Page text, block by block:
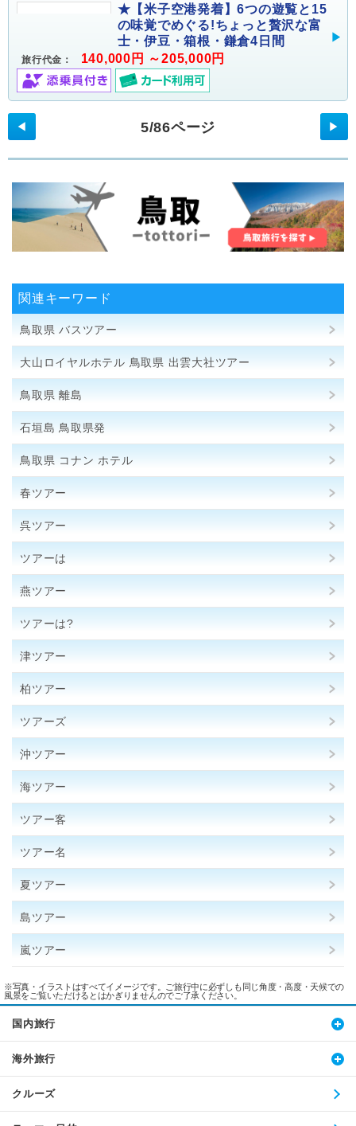
★【米子空港発着】6つの遊覧と15
の味覚でめぐる!ちょっと贅沢な富
士・伊豆・箱根・鎌倉4日間
旅行代金： 140,000円 ～205,000円
5/86ページ
◀ ▶
関連キーワード
鳥取県 バスツアー
大山ロイヤルホテル 鳥取県 出雲大社ツアー
鳥取県 離島
石垣島 鳥取県発
鳥取県 コナン ホテル
春ツアー
呉ツアー
ツアーは
燕ツアー
ツアーは?
津ツアー
柏ツアー
ツアーズ
沖ツアー
海ツアー
ツアー客
ツアー名
夏ツアー
島ツアー
嵐ツアー
※写真・イラストはすべてイメージです。ご旅行中に必ずしも同じ角度・高度・天候での
風景をご覧いただけるとはかぎりませんのでご了承ください。
国内旅行
海外旅行
クルーズ